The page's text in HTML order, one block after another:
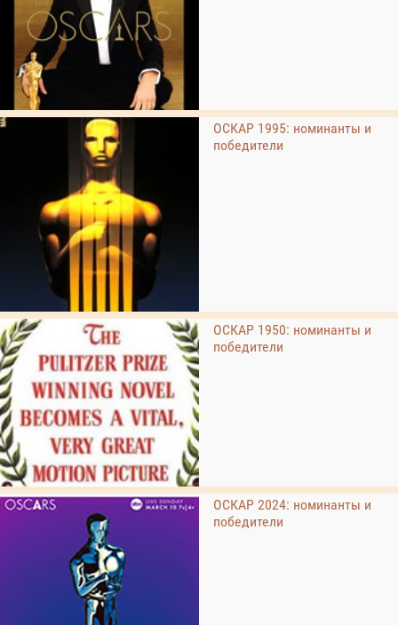
ОСКАР 1995: номинанты и
победители
ОСКАР 1950: номинанты и
победители
ОСКАР 2024: номинанты и
победители